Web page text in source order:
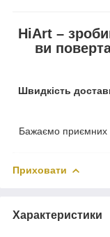
HiArt –
ви
Швидкість
Бажаємо приємних
Приховати
Характеристики